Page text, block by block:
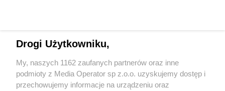
Wydawca mediów lokalnych
Drogi Użytkowniku,
My, naszych 1162 zaufanych partnerów oraz inne
podmioty z Media Operator sp z.o.o. uzyskujemy dostęp i
przechowujemy informacje na urządzeniu oraz